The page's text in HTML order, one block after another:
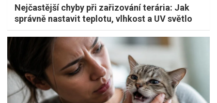
Nejčastější chyby při zařizování terária: Jak
správně nastavit teplotu, vlhkost a UV světlo